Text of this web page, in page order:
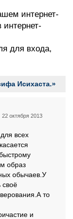
интернет-
интернет-
для входа,
Исихаста.»
22 октября 2013
всех
образ
обычаев.У
своё
то
и